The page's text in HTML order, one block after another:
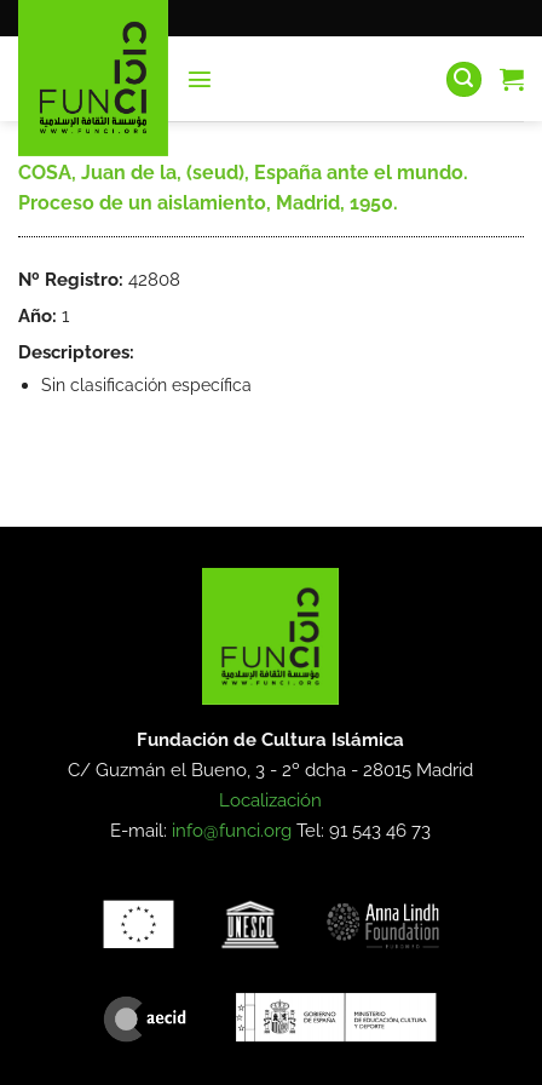
al
COSA, Juan de la, (seud), España ante el mundo.
Proceso de un aislamiento, Madrid, 1950.
Nº Registro: 42808
Año: 1
Descriptores:
Sin clasificación específica
Fundación de Cultura Islámica
C/ Guzmán el Bueno, 3 - 2º dcha -28015 Madrid
Localización
E-mail: info@funci.org Tel: 91 543 46 73